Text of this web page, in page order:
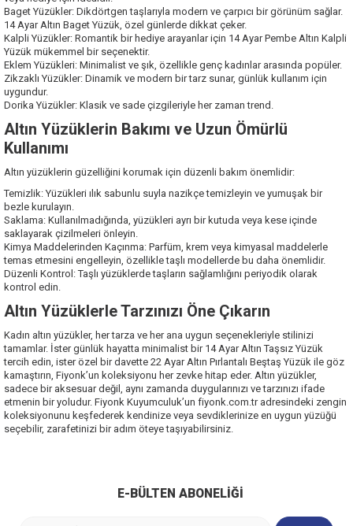
Baget Yüzükler: Dikdörtgen taşlarıyla modern ve çarpıcı bir görünüm sağlar.
14 Ayar Altın Baget Yüzük, özel günlerde dikkat çeker.
Kalpli Yüzükler: Romantik bir hediye arayanlar için 14 Ayar Pembe Altın Kalpli
Yüzük mükemmel bir seçenektir.
Eklem Yüzükleri: Minimalist ve şık, özellikle genç kadınlar arasında popüler.
Zikzaklı Yüzükler: Dinamik ve modern bir tarz sunar, günlük kullanım için
uygundur.
Dorika Yüzükler: Klasik ve sade çizgileriyle her zaman trend.
Altın Yüzüklerin Bakımı ve Uzun Ömürlü
Kullanımı
Altın yüzüklerin güzelliğini korumak için düzenli bakım önemlidir:
Temizlik: Yüzükleri ılık sabunlu suyla nazikçe temizleyin ve yumuşak bir
bezle kurulayın.
Saklama: Kullanılmadığında, yüzükleri ayrı bir kutuda veya kese içinde
saklayarak çizilmeleri önleyin.
Kimya Maddelerinden Kaçınma: Parfüm, krem veya kimyasal maddelerle
temas etmesini engelleyin, özellikle taşlı modellerde bu daha önemlidir.
Düzenli Kontrol: Taşlı yüzüklerde taşların sağlamlığını periyodik olarak
kontrol edin.
Altın Yüzüklerle Tarzınızı Öne Çıkarın
Kadın altın yüzükler, her tarza ve her ana uygun seçenekleriyle stilinizi
tamamlar. İster günlük hayatta minimalist bir 14 Ayar Altın Taşsız Yüzük
tercih edin, ister özel bir davette 22 Ayar Altın Pırlantalı Beştaş Yüzük ile göz
kamaştırın, Fiyonk’un koleksiyonu her zevke hitap eder. Altın yüzükler,
sadece bir aksesuar değil, aynı zamanda duygularınızı ve tarzınızı ifade
etmenin bir yoludur. Fiyonk Kuyumculuk’un fiyonk.com.tr adresindeki zengin
koleksiyonunu keşfederek kendinize veya sevdiklerinize en uygun yüzüğü
seçebilir, zarafetinizi bir adım öteye taşıyabilirsiniz.
E-BÜLTEN ABONELIĞI